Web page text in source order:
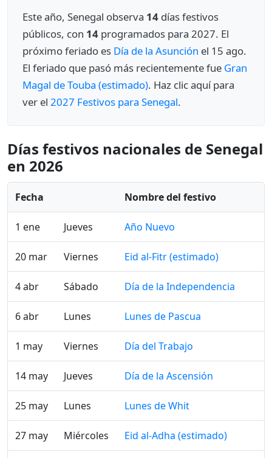
Este año, Senegal observa 14 días festivos
públicos, con 14 programados para 2027. El
próximo feriado es Día de la Asunción el 15 ago.
El feriado que pasó más recientemente fue Gran
Magal de Touba (estimado). Haz clic aquí para
ver el 2027 Festivos para Senegal.
Días festivos nacionales de Senegal
en 2026
Fecha Nombre del festivo
1 ene Jueves Año Nuevo
20 mar Viernes Eid al-Fitr (estimado)
4 abr Sábado Día de la Independencia
6 abr Lunes Lunes de Pascua
1 may Viernes Día del Trabajo
14 may Jueves Día de la Ascensión
25 may Lunes Lunes de Whit
27 may Miércoles Eid al-Adha (estimado)